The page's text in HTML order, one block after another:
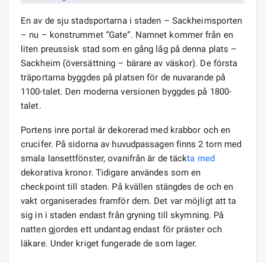
En av de sju stadsportarna i staden – Sackheimsporten
– nu – konstrummet ”Gate”. Namnet kommer från en
liten preussisk stad som en gång låg på denna plats –
Sackheim (översättning – bärare av väskor). De första
träportarna byggdes på platsen för de nuvarande på
1100-talet. Den moderna versionen byggdes på 1800-
talet.
Portens inre portal är dekorerad med krabbor och en
crucifer. På sidorna av huvudpassagen finns 2 torn med
smala lansettfönster, ovanifrån är de täckta med
dekorativa kronor. Tidigare användes som en
checkpoint till staden. På kvällen stängdes de och en
vakt organiserades framför dem. Det var möjligt att ta
sig in i staden endast från gryning till skymning. På
natten gjordes ett undantag endast för präster och
läkare. Under kriget fungerade de som lager.